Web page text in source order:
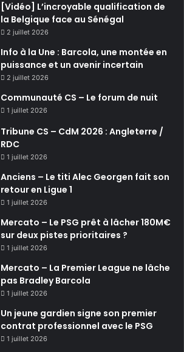
[Vidéo] L’incroyable qualification de
la Belgique face au Sénégal
2 juillet 2026
Info à la Une : Barcola, une montée en
puissance et un avenir incertain
2 juillet 2026
Communauté CS – Le forum de nuit
1 juillet 2026
Tribune CS – CdM 2026 : Angleterre /
RDC
1 juillet 2026
Anciens – Le titi Alec Georgen fait son
retour en Ligue 1
1 juillet 2026
Mercato – Le PSG prêt à lâcher 180M€
sur deux pistes prioritaires ?
1 juillet 2026
Mercato – La Premier League ne lâche
pas Bradley Barcola
1 juillet 2026
Un jeune gardien signe son premier
contrat professionnel avec le PSG
1 juillet 2026